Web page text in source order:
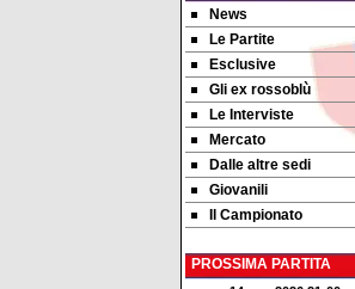
News
Le Partite
Esclusive
Gli ex rossoblù
Le Interviste
Mercato
Dalle altre sedi
Giovanili
Il Campionato
PROSSIMA PARTITA